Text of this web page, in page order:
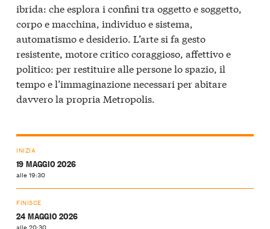
ibrida: che esplora i confini tra oggetto e soggetto,
corpo e macchina, individuo e sistema,
automatismo e desiderio. L’arte si fa gesto
resistente, motore critico coraggioso, affettivo e
politico: per restituire alle persone lo spazio, il
tempo e l’immaginazione necessari per abitare
davvero la propria Metropolis.
INIZIA
19 MAGGIO 2026
alle 19:30
FINISCE
24 MAGGIO 2026
alle 20:30